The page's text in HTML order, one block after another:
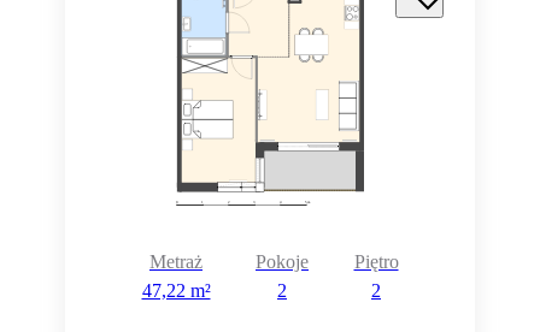
Metraż
47,22 m²
Pokoje
2
Piętro
2